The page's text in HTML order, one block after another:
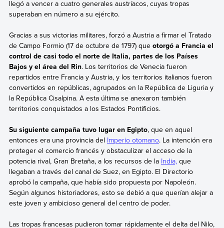
llegó a vencer a cuatro generales austríacos, cuyas tropas
superaban en número a su ejército.
Gracias a sus victorias militares, forzó a Austria a firmar el Tratado
de Campo Formio (17 de octubre de 1797) que otorgó a Francia el
control de casi todo el norte de Italia, partes de los Países
Bajos y el área del Rin. Los territorios de Venecia fueron
repartidos entre Francia y Austria, y los territorios italianos fueron
convertidos en repúblicas, agrupados en la República de Liguria y
la República Cisalpina. A esta última se anexaron también
territorios conquistados a los Estados Pontificios.
Su siguiente campaña tuvo lugar en Egipto, que en aquel
entonces era una provincia del Imperio otomano. La intención era
proteger el comercio francés y obstaculizar el acceso de la
potencia rival, Gran Bretaña, a los recursos de la India,que
llegaban a través del canal de Suez, en Egipto. El Directorio
aprobó la campaña, que había sido propuesta por Napoleón.
Según algunos historiadores, esto se debió a que querían alejar a
este joven y ambicioso general del centro de poder.
Las tropas francesas pudieron tomar rápidamente el delta del Nilo,